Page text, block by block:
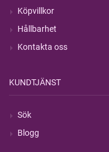
Köpvillkor
Hållbarhet
Kontakta oss
KUNDTJÄNST
Sök
Blogg